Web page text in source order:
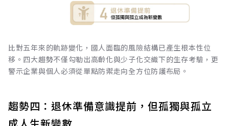
比對五年來的軌跡變化，國人面臨的風險結構已產生根本性位
移。四大趨勢不僅勾勒出高齡化與少子化交織下的生存考驗，更
警示企業與個人必須從單點防禦走向全方位防護布局。
趨勢四：退休準備意識提前，但孤獨與孤立